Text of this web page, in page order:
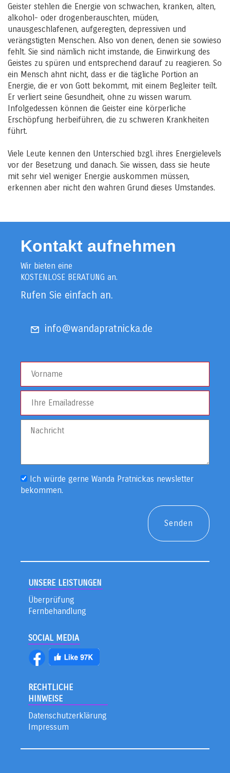
Geister stehlen die Energie von schwachen, kranken, alten,
alkohol- oder drogenberauschten, müden,
unausgeschlafenen, aufgeregten, depressiven und
verängstigten Menschen. Also von denen, denen sie sowieso
fehlt. Sie sind nämlich nicht imstande, die Einwirkung des
Geistes zu spüren und entsprechend darauf zu reagieren. So
ein Mensch ahnt nicht, dass er die tägliche Portion an
Energie, die er von Gott bekommt, mit einem Begleiter teilt.
Er verliert seine Gesundheit, ohne zu wissen warum.
Infolgedessen können die Geister eine körperliche
Erschöpfung herbeiführen, die zu schweren Krankheiten
führt.
Viele Leute kennen den Unterschied bzgl. ihres Energielevels
vor der Besetzung und danach. Sie wissen, dass sie heute
mit sehr viel weniger Energie auskommen müssen,
erkennen aber nicht den wahren Grund dieses Umstandes.
Kontakt aufnehmen
Wir bieten eine
KOSTENLOSE BERATUNG an.
Rufen Sie einfach an.
info@wandapratnicka.de
Ich würde gerne Wanda Pratnickas newsletter
bekommen.
UNSERE LEISTUNGEN
Überprüfung
Fernbehandlung
SOCIAL MEDIA
RECHTLICHE
HINWEISE
Datenschutzerklärung
Impressum